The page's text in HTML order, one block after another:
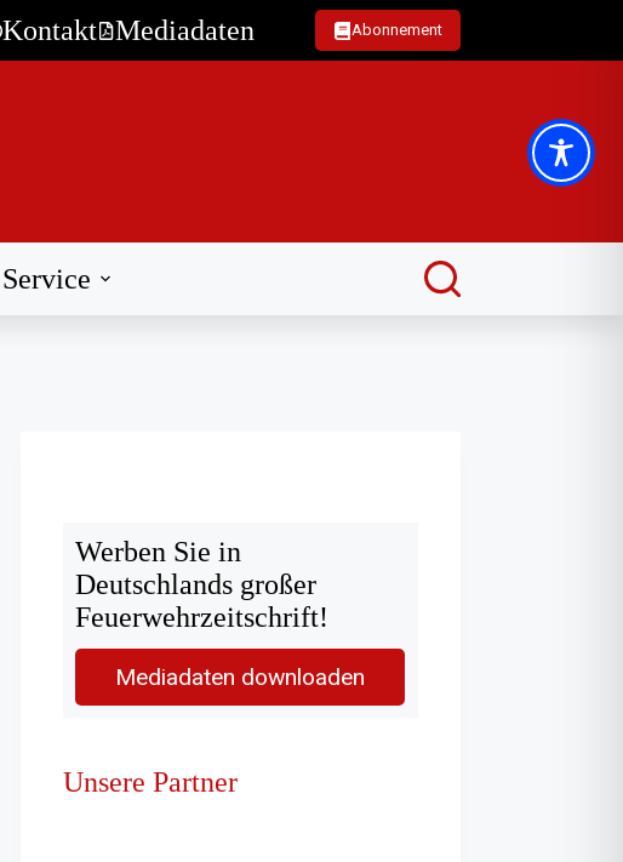
Kontakt Mediadaten Abonnement
Service
Werben Sie in
Deutschlands großer
Feuerwehrzeitschrift!
Mediadaten downloaden
Unsere Partner